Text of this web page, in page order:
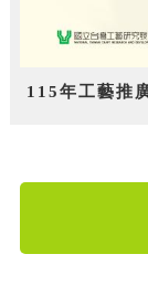
115年工藝推